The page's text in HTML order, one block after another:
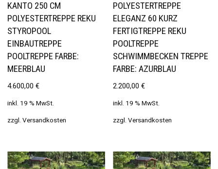
KANTO 250 CM
POLYESTERTREPPE REKU
STYROPOOL
EINBAUTREPPE
POOLTREPPE FARBE:
MEERBLAU
4.600,00 €
inkl. 19 % MwSt.
zzgl. Versandkosten
POLYESTERTREPPE
ELEGANZ 60 KURZ
FERTIGTREPPE REKU
POOLTREPPE
SCHWIMMBECKEN TREPPE
FARBE: AZURBLAU
2.200,00€
inkl. 19 % MwSt.
zzgl.Versandkosten